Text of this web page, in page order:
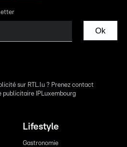
Ok
sur RTL.lu ? Prenez contact
IPLuxembourg
Lifestyle
Gastronomie